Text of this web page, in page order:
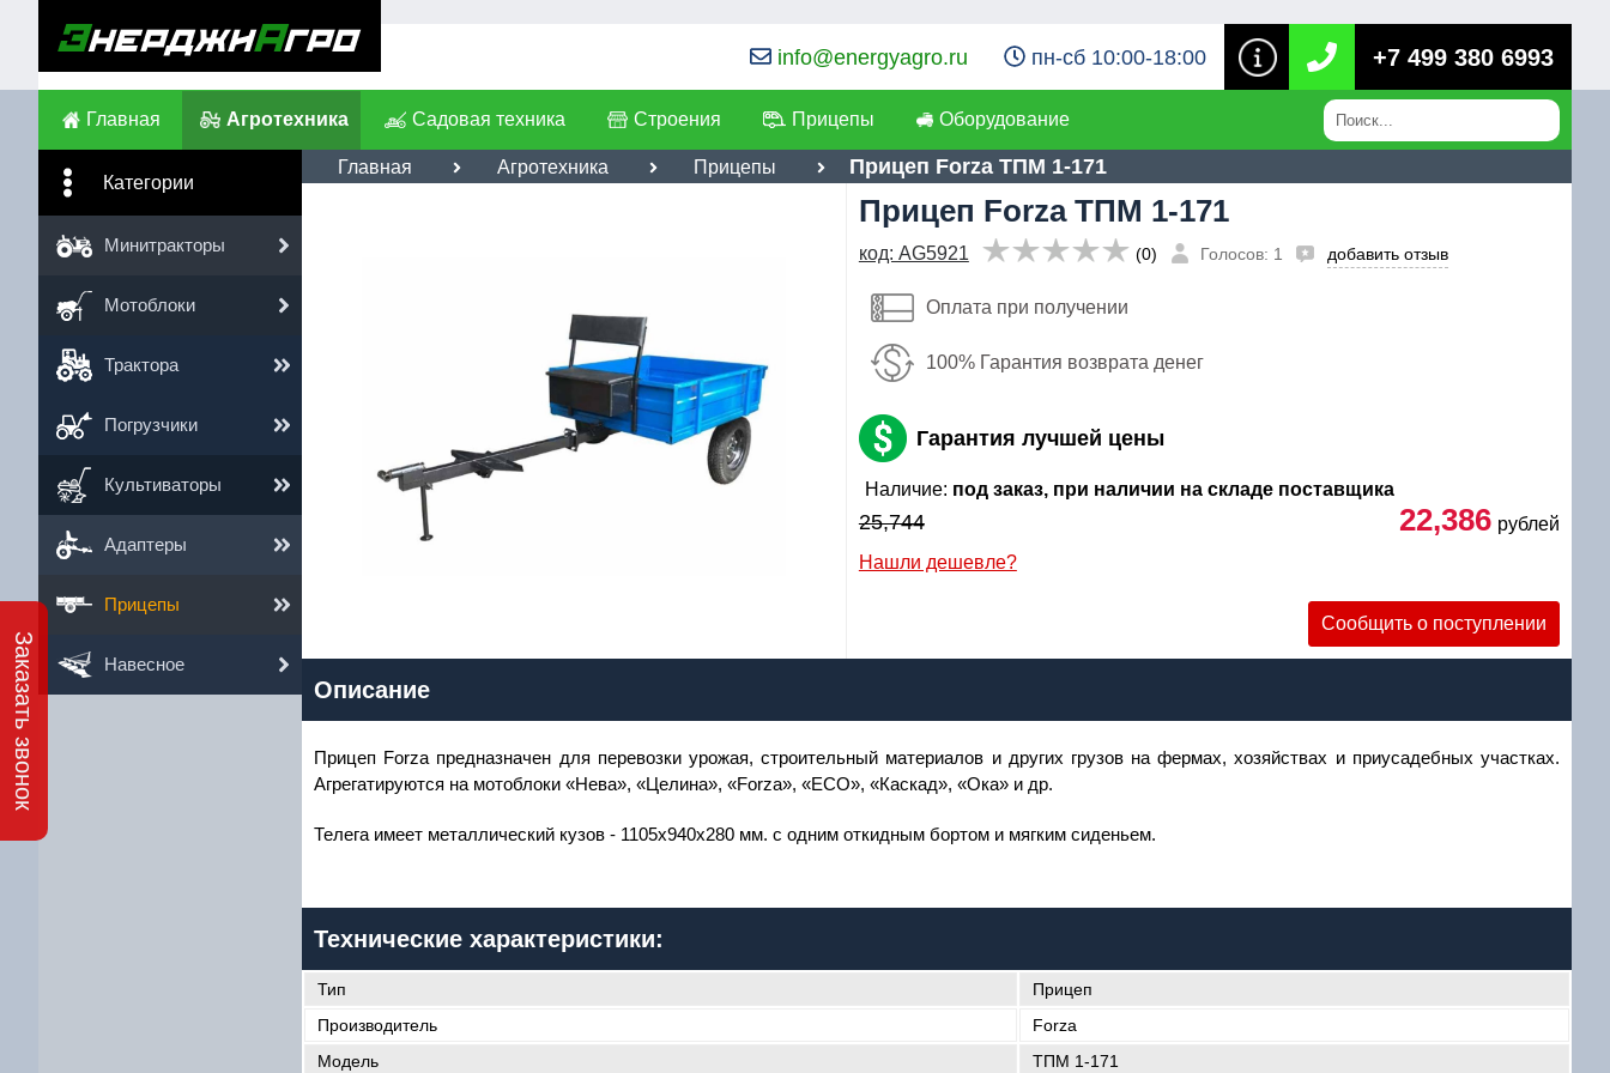
info@energyagro.ru пн-сб 10:00-18:00 +7 499 380 6993
Главная Агротехника Садовая техника Строения Прицепы Оборудование
Категории
Минитракторы
Мотоблоки
Трактора
Погрузчики
Культиваторы
Адаптеры
Прицепы
Навесное
Главная Агротехника Прицепы Прицеп Forza ТПМ 1-171
Прицеп Forza ТПМ 1-171
код: AG5921 (0) Голосов: 1 добавить отзыв
Оплата при получении
100% Гарантия возврата денег
Гарантия лучшей цены
Наличие: под заказ, при наличии на складе поставщика
25,744 22,386 рублей
Нашли дешевле?
Сообщить о поступлении
Описание
Прицеп Forza предназначен для перевозки урожая, строительный материалов и других грузов на фермах, хозяйствах и приусадебных участках.
Агрегатируются на мотоблоки «Нева», «Целина», «Forza», «ECO», «Каскад», «Ока» и др.
Телега имеет металлический кузов - 1105х940х280 мм. с одним откидным бортом и мягким сиденьем.
Технические характеристики:
Тип
Прицеп
Производитель
Forza
Модель
ТПМ 1-171
руб
Email:
Телефон*:
Я даю согласие на
Сообщить о поступлении
22,386
Имя:
Сообщить о поступлении
*:
Я даю согласие на обработку персональных данных
Заказать звонок